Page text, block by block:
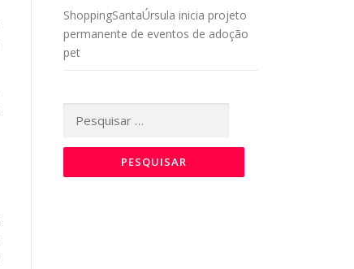
ShoppingSantaÚrsula inicia projeto
permanente de eventos de adoção
pet
por: